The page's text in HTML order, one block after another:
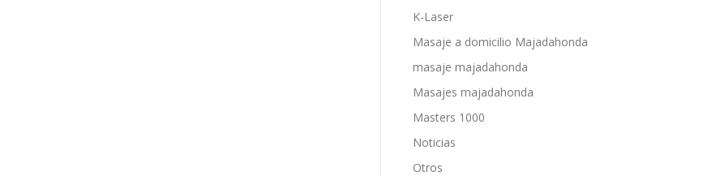
K-Laser
Masaje a domicilio Majadahonda
masaje majadahonda
Masajes majadahonda
Masters 1000
Noticias
Otros